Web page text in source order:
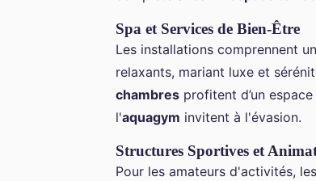
Spa et Services de Bien-Être
Les installations comprennent
relaxants, mariant luxe et
chambres profitent d’un
l'aquagym invitent à l'évasion.
Structures Sportives et
Pour les amateurs d'activités, les